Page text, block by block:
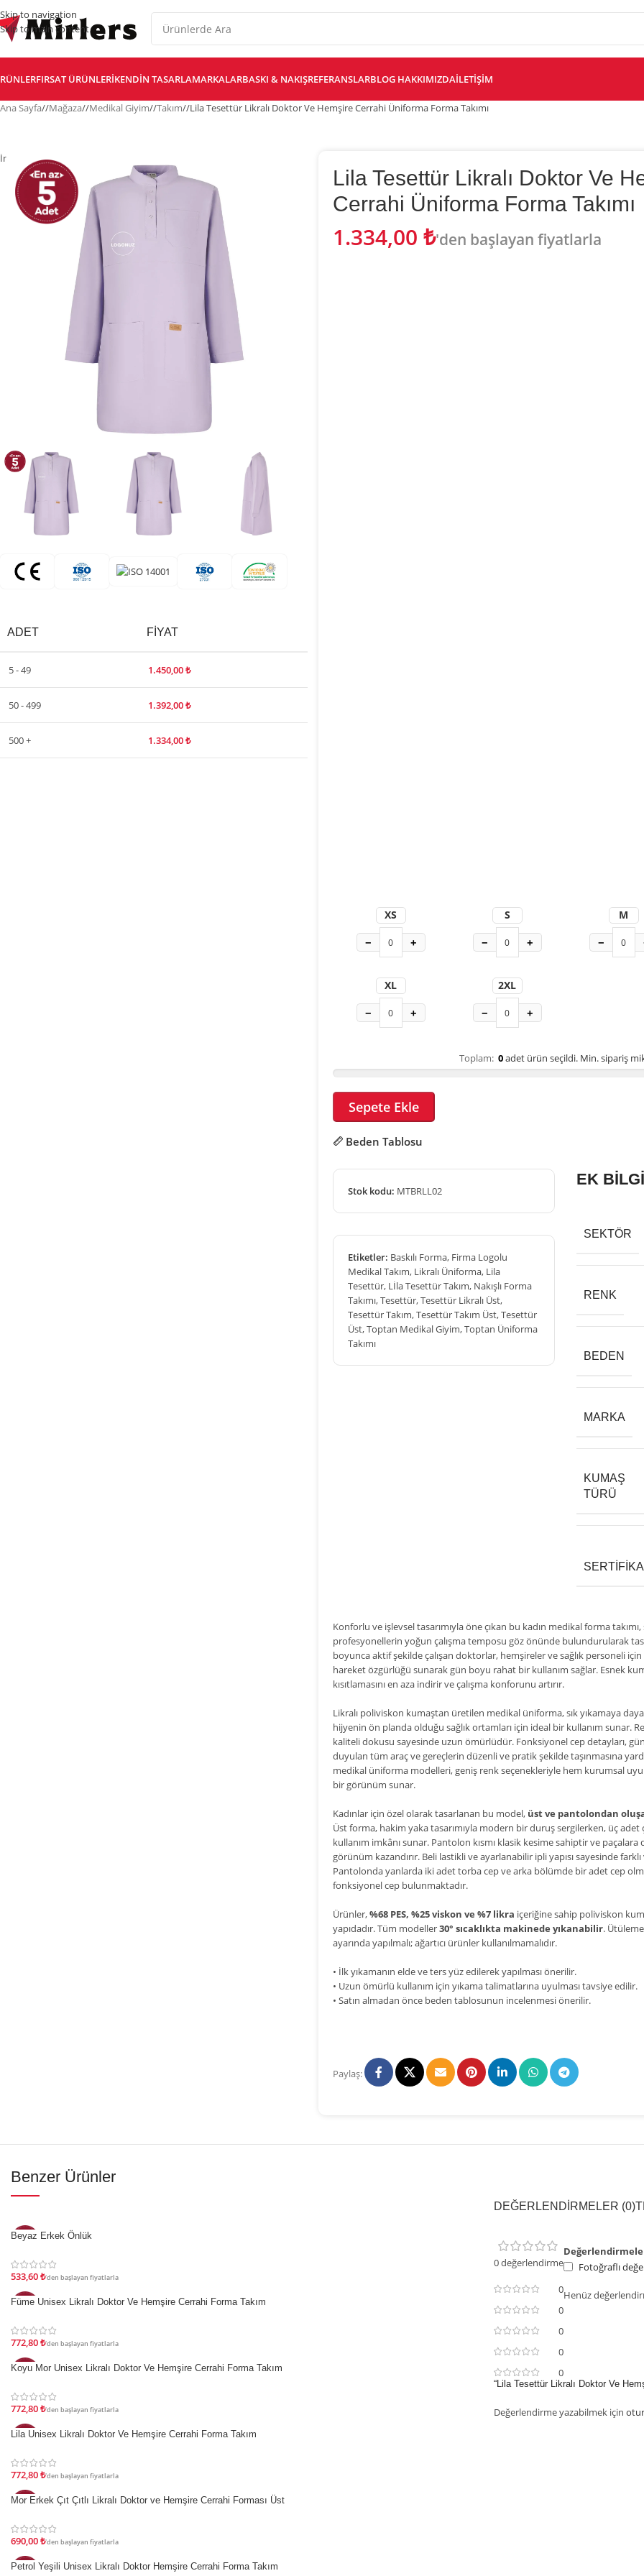
Skip to navigation
Skip to main content
FIRSAT ÜRÜNLERIKENDIN TASARLAMARKALARBASKI & NAKIŞREFERANSLARBLOG HAKKIMIZDAİLETIŞIM
Ana Sayfa/ Mağaza/ Medikal Giyim/ Takım/ Lila Tesettür Likralı Doktor Ve Hemşire Cerrahi Üniforma Forma Takımı
İndirim
ADET FIYAT
5 - 49 1.450,00₺
50 - 499 1.392,00₺
500 + 1.334,00₺
Lila Tesettür Likralı Doktor Ve
Cerrahi Üniforma Forma Takımı
1.334,00 ₺'den başlayan fiyatlarla
XS
− +
S
− +
M
−
XL
− +
2XL
− +
Toplam: 0 adet ürün seçildi. Min. sipariş
Sepete Ekle
Beden Tablosu
Stok kodu: MTBRLL02
Etiketler: Baskılı Forma, Firma Logolu
Medikal Takım, Likralı Üniforma, Lila
Tesettür, Lİla Tesettür Takım, Nakışlı Forma
Takımı,Tesettür,Tesettür Likralı Üst,
Tesettür Takım,Tesettür Takım Üst,Tesettür
Üst,Toptan Medikal Giyim,Toptan Üniforma
Takımı
EK
SEKTÖR
RENK
BEDEN
MARKA
KUMAŞ
TÜRÜ
Konforlu ve işlevsel tasarımıyla öne çıkan bu kadın medikal forma
profesyonellerin yoğun çalışma temposu göz önünde bulundurularak
boyunca aktif şekilde çalışan doktorlar, hemşireler ve sağlık personeli için
hareket özgürlüğü sunarak gün boyu rahat bir kullanım sağlar. Esnek
kısıtlamasını en aza indirir ve çalışma konforunu artırır.
Likralı poliviskon kumaştan üretilen medikal üniforma, sık yıkamaya
hijyenin ön planda olduğu sağlık ortamları için ideal bir kullanım sunar.
kaliteli dokusu sayesinde uzun ömürlüdür. Fonksiyonel cep detayları,
duyulan tüm araç ve gereçlerin düzenli ve pratik şekilde taşınmasına
medikal üniforma modelleri, geniş renk seçenekleriyle hem kurumsal
bir görünüm sunar.
Kadınlar için özel olarak tasarlanan bu model, üst ve pantolondan
Üst forma, hakim yaka tasarımıyla modern bir duruş sergilerken, üç adet
kullanım imkânı sunar. Pantolon kısmı klasik kesime sahiptir ve
görünüm kazandırır. Beli lastikli ve ayarlanabilir ipli yapısı sayesinde
Pantolonda yanlarda iki adet torba cep ve arka bölümde bir adet cep
fonksiyonel cep bulunmaktadır.
Ürünler,%68 PES, %25 viskon ve %7 likra içeriğine sahip poliviskon
yapıdadır. Tüm modeller30° sıcaklıkta makinede yıkanabilir.
ayarında yapılmalı; ağartıcı ürünler kullanılmamalıdır.
• İlk yıkamanın elde ve ters yüz edilerek yapılması önerilir.
• Uzun ömürlü kullanım için yıkama talimatlarına uyulması tavsiye edilir.
• Satın almadan önce beden tablosunun incelenmesi önerilir.
Paylaş:
Benzer Ürünler
İndirim
Beyaz Erkek Önlük
533,60₺'den başlayan fiyatlarla
İndirim
Füme Unisex Likralı Doktor Ve Hemşire Cerrahi Forma Takım
772,80₺'den başlayan fiyatlarla
İndirim
Koyu Mor Unisex Likralı Doktor Ve Hemşire Cerrahi Forma Takım
772,80₺'den başlayan fiyatlarla
İndirim
Lila Unisex Likralı Doktor Ve Hemşire Cerrahi Forma Takım
772,80₺'den başlayan fiyatlarla
İndirim
Mor Erkek Çıt Çıtlı Likralı Doktor ve Hemşire Cerrahi Forması Üst
690,00₺'den başlayan fiyatlarla
İndirim
Petrol Yeşili Unisex Likralı Doktor Hemşire Cerrahi Forma Takım
DEĞERLENDIRMELER (0)
0 değerlendirme
0
0
0
0
0
Fotoğraflı
Henüz
“Lila Tesettür Likralı Doktor Ve
Değerlendirme yazabilmek için